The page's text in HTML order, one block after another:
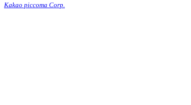
Kakao piccoma Corp.